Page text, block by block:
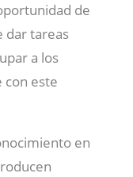
de
dar tareas
a los
con este
en